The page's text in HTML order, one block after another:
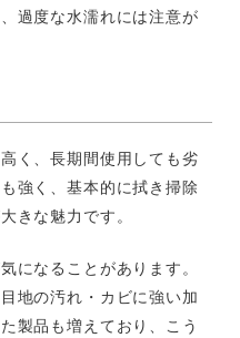
過度な水濡れには注意が
く、長期間使用しても劣
強く、基本的に拭き掃除
きな魅力です。
になることがあります。
地の汚れ・カビに強い加
製品も増えており、こう